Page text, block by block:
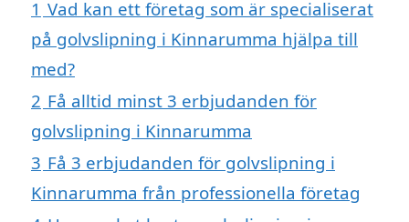
1 Vad kan ett företag som är specialiserat
på golvslipning i Kinnarumma hjälpa till
med?
2 Få alltid minst 3 erbjudanden för
golvslipning i Kinnarumma
3 Få 3 erbjudanden för golvslipning i
Kinnarumma från professionella företag